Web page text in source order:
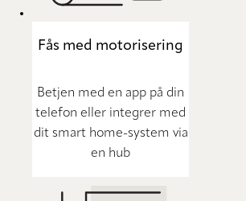
Fås med motorisering
Betjen med en app på din
telefon eller integrer med
dit smart home-system via
en hub